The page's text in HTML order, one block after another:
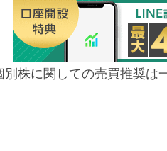
別株に関しての売買推奨は